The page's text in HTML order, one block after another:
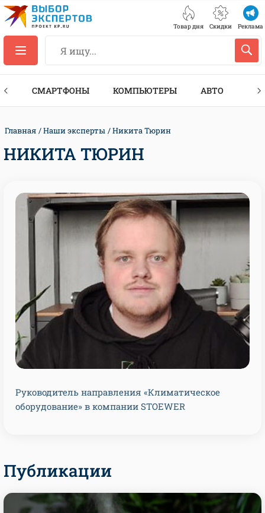
Товар дня Скидки Реклама
СМАРТФОНЫ КОМПЬЮТЕРЫ АВТО
Главная Наши эксперты Никита Тюрин
НИКИТА ТЮРИН
Руководитель направления «Климатическое
оборудование» в компании STOEWER
Публикации